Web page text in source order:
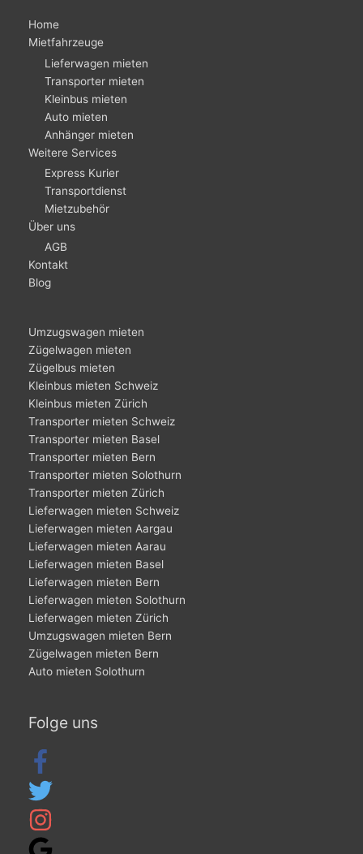
Home
Mietfahrzeuge
Lieferwagen mieten
Transporter mieten
Kleinbus mieten
Auto mieten
Anhänger mieten
Weitere Services
Express Kurier
Transportdienst
Mietzubehör
Über uns
AGB
Kontakt
Blog
Umzugswagen mieten
Zügelwagen mieten
Zügelbus mieten
Kleinbus mieten Schweiz
Kleinbus mieten Zürich
Transporter mieten Schweiz
Transporter mieten Basel
Transporter mieten Bern
Transporter mieten Solothurn
Transporter mieten Zürich
Lieferwagen mieten Schweiz
Lieferwagen mieten Aargau
Lieferwagen mieten Aarau
Lieferwagen mieten Basel
Lieferwagen mieten Bern
Lieferwagen mieten Solothurn
Lieferwagen mieten Zürich
Umzugswagen mieten Bern
Zügelwagen mieten Bern
Auto mieten Solothurn
Folge uns